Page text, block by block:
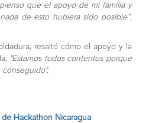
que el apoyo de mi familia y
de esto hubiera sido posible”,
resaltó cómo el apoyo y la
"Estamos todos contentos porque
Hackathon Nicaragua